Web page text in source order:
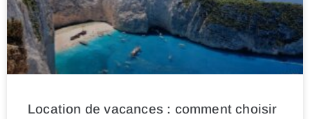
Location de vacances : comment choisir